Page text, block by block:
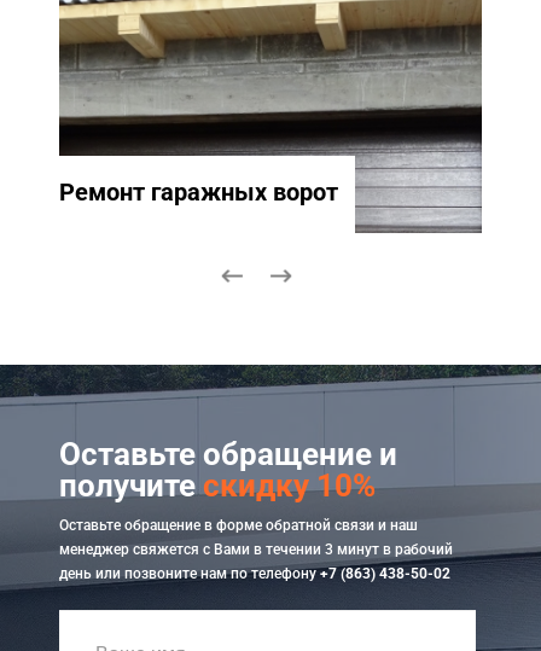
Ремонт гаражных ворот
Оставьте обращение и
получитескидку 10%
Оставьте обращение в форме обратной связи и наш
менеджер свяжется с Вами в течении 3 минут в рабочий
день или позвоните нам по телефону+7 (863) 438-50-02